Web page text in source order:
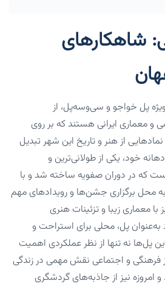
شاهکارهای
پل خواجو و سی‌وسه‌پل، از
و معماری ایرانی هستند که بر روی
نمادهایی از هنر و تاریخ این شهر تبدیل
شده‌اند. سی‌وسه‌پل با ۳۳ دهانه‌ خود، یکی از طولانی‌ترین و
که در دوران صفویه ساخته شد و با
محل برگزاری جشن‌ها و رویدادهای مهم
معماری زیبا و تزئینات هنری
به‌عنوان پل، محلی برای استراحت و
پل‌ها نه تنها از نظر عملکردی اهمیت
فرهنگی و اجتماعی نقش مهمی در زندگی
امروزه نیز از جاذبه‌های گردشگری